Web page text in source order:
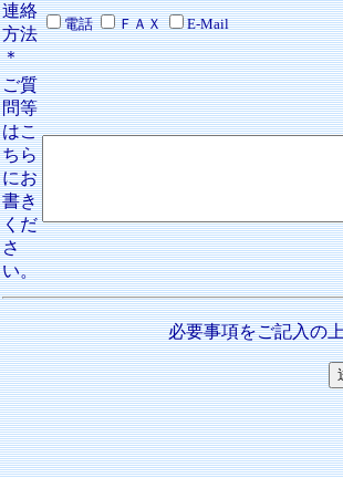
連絡
方法
＊
電話 ＦＡＸ E-Mail
ご質
問等
はこ
ちら
にお
書き
くだ
さ
い。
必要事項をご記入の